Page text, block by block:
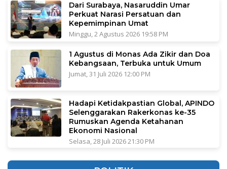
Dari Surabaya, Nasaruddin Umar
Perkuat Narasi Persatuan dan
Kepemimpinan Umat
Minggu, 2 Agustus 2026 19:58 PM
1 Agustus di Monas Ada Zikir dan Doa
Kebangsaan, Terbuka untuk Umum
Jumat, 31 Juli 2026 12:00 PM
Hadapi Ketidakpastian Global, APINDO
Selenggarakan Rakerkonas ke-35
Rumuskan Agenda Ketahanan
Ekonomi Nasional
Selasa, 28 Juli 2026 21:30 PM